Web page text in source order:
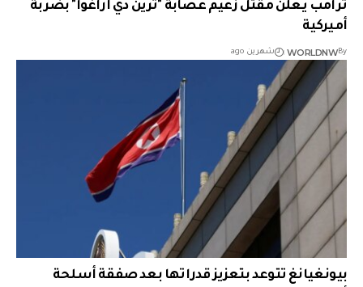
ترامب يعلن مقتل زعيم عصابة "ترين دي أراغوا" بضربة
أميركية
By
WORLDNW شهرين ago
بيونغيانغ تتوعد بتعزيز قدراتها بعد صفقة أسلحة